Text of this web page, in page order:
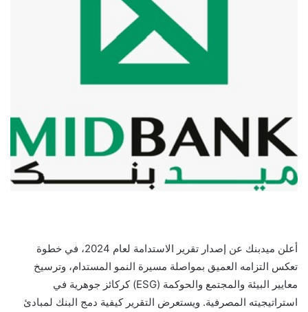
أعلن ميدبنك عن إصدار تقرير الاستدامة لعام 2024، في خطوة
تعكس التزامه العميق بمواصلة مسيرة النمو المستدام، وترسيخ
معايير البيئة والمجتمع والحوكمة (ESG) كركائز جوهرية في
استراتيجيته المصرفية. ويستعرض التقرير كيفية دمج البنك لمبادئ